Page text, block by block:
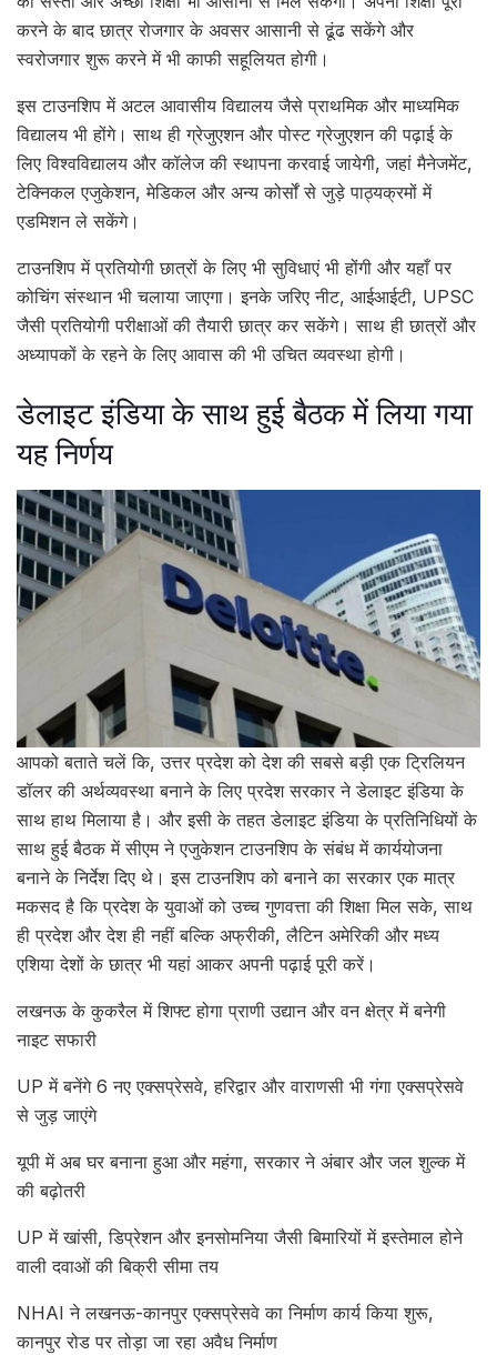
करने के बाद छात्र रोजगार के अवसर आसानी से ढूंढ सकेंगे और
स्वरोजगार शुरू करने में भी काफी सहूलियत होगी।
इस टाउनशिप में अटल आवासीय विद्यालय जैसे प्राथमिक और माध्यमिक
विद्यालय भी होंगे। साथ ही ग्रेजुएशन और पोस्ट ग्रेजुएशन की पढ़ाई के
लिए विश्वविद्यालय और कॉलेज की स्थापना करवाई जायेगी, जहां मैनेजमेंट,
टेक्निकल एजुकेशन, मेडिकल और अन्य कोर्सों से जुड़े पाठ्यक्रमों में
एडमिशन ले सकेंगे।
टाउनशिप में प्रतियोगी छात्रों के लिए भी सुविधाएं भी होंगी और यहाँ पर
कोचिंग संस्थान भी चलाया जाएगा। इनके जरिए नीट, आईआईटी, UPSC
जैसी प्रतियोगी परीक्षाओं की तैयारी छात्र कर सकेंगे। साथ ही छात्रों और
अध्यापकों के रहने के लिए आवास की भी उचित व्यवस्था होगी।
डेलाइट इंडिया के साथ हुई बैठक में लिया गया
यह निर्णय
आपको बताते चलें कि, उत्तर प्रदेश को देश की सबसे बड़ी एक ट्रिलियन
डॉलर की अर्थव्यवस्था बनाने के लिए प्रदेश सरकार ने डेलाइट इंडिया के
साथ हाथ मिलाया है। और इसी के तहत डेलाइट इंडिया के प्रतिनिधियों के
साथ हुई बैठक में सीएम ने एजुकेशन टाउनशिप के संबंध में कार्ययोजना
बनाने के निर्देश दिए थे। इस टाउनशिप को बनाने का सरकार एक मात्र
मकसद है कि प्रदेश के युवाओं को उच्च गुणवत्ता की शिक्षा मिल सके, साथ
ही प्रदेश और देश ही नहीं बल्कि अफ्रीकी, लैटिन अमेरिकी और मध्य
एशिया देशों के छात्र भी यहां आकर अपनी पढ़ाई पूरी करें।
लखनऊ के कुकरैल में शिफ्ट होगा प्राणी उद्यान और वन क्षेत्र में बनेगी
नाइट सफारी
UP में बनेंगे 6 नए एक्सप्रेसवे, हरिद्वार और वाराणसी भी गंगा एक्सप्रेसवे
से जुड़ जाएंगे
यूपी में अब घर बनाना हुआ और महंगा, सरकार ने अंबार और जल शुल्क में
की बढ़ोतरी
UP में खांसी, डिप्रेशन और इनसोमनिया जैसी बिमारियों में इस्तेमाल होने
वाली दवाओं की बिक्री सीमा तय
NHAI ने लखनऊ-कानपुर एक्सप्रेसवे का निर्माण कार्य किया शुरू,
कानपुर रोड पर तोड़ा जा रहा अवैध निर्माण